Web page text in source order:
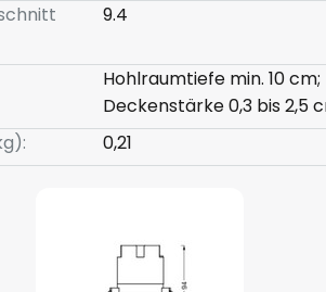
9.4
Hohlraumtiefe min. 10 cm;
Deckenstärke 0,3 bis 2,5
0,21